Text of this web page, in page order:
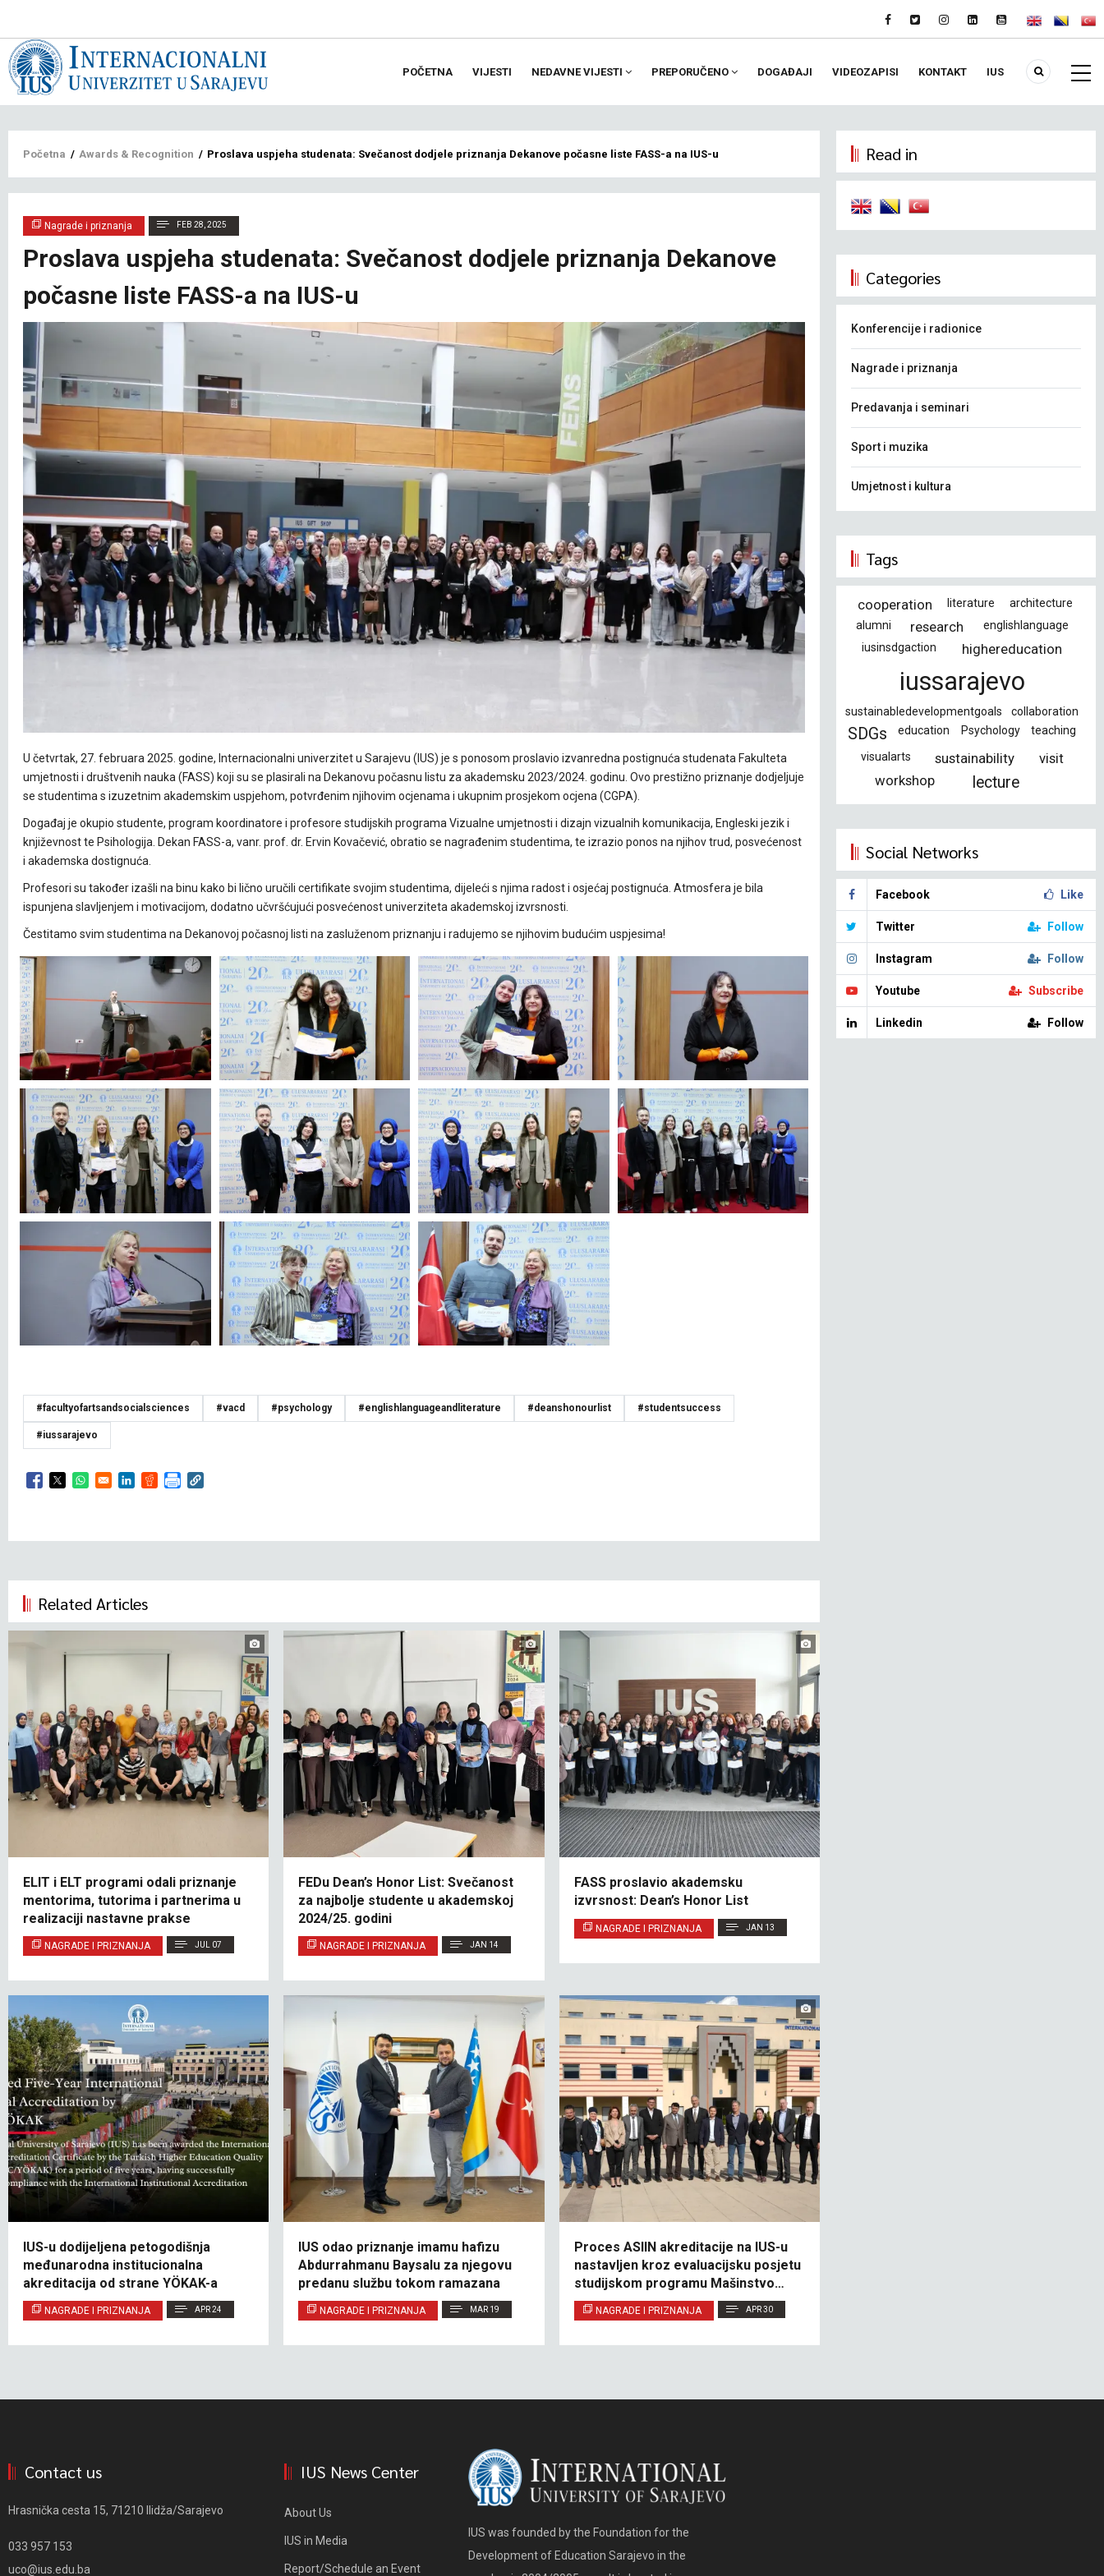
POČETNA VIJESTI NEDAVNE VIJESTI PREPORUČENO DOGAĐAJI VIDEOZAPISI KONTAKT IUS
Breadcrumb
Početna / Awards & Recognition / Proslava uspjeha studenata: Svečanost dodjele priznanja Dekanove počasne liste FASS-a na IUS-u
Nagrade i priznanja FEB 28, 2025
Proslava uspjeha studenata: Svečanost dodjele priznanja Dekanove
počasne liste FASS-a na IUS-u
U četvrtak, 27. februara 2025. godine, Internacionalni univerzitet u Sarajevu (IUS) je s ponosom proslavio izvanredna postignuća studenata Fakulteta
umjetnosti i društvenih nauka (FASS) koji su se plasirali na Dekanovu počasnu listu za akademsku 2023/2024. godinu. Ovo prestižno priznanje dodjeljuje
se studentima s izuzetnim akademskim uspjehom, potvrđenim njihovim ocjenama i ukupnim prosjekom ocjena (CGPA).
Događaj je okupio studente, program koordinatore i profesore studijskih programa Vizualne umjetnosti i dizajn vizualnih komunikacija, Engleski jezik i
književnost te Psihologija. Dekan FASS-a, vanr. prof. dr. Ervin Kovačević, obratio se nagrađenim studentima, te izrazio ponos na njihov trud, posvećenost
i akademska dostignuća.
Profesori su također izašli na binu kako bi lično uručili certifikate svojim studentima, dijeleći s njima radost i osjećaj postignuća. Atmosfera je bila
ispunjena slavljenjem i motivacijom, dodatno učvršćujući posvećenost univerziteta akademskoj izvrsnosti.
Čestitamo svim studentima na Dekanovoj počasnoj listi na zasluženom priznanju i radujemo se njihovim budućim uspjesima!
#facultyofartsandsocialsciences #vacd #psychology #englishlanguageandliterature #deanshonourlist #studentsuccess
#iussarajevo
Opens in a new window
Opens in a new window
Opens in a new window
Opens in a new window
Opens in a new window
Related Articles
ELIT i ELT programi odali priznanje
mentorima, tutorima i partnerima u
realizaciji nastavne prakse
NAGRADE I PRIZNANJA JUL 07
FEDu Dean’s Honor List: Svečanost
za najbolje studente u akademskoj
2024/25. godini
NAGRADE I PRIZNANJA JAN 14
FASS proslavio akademsku
izvrsnost: Dean’s Honor List
NAGRADE I PRIZNANJA JAN 13
IUS-u dodijeljena petogodišnja
međunarodna institucionalna
akreditacija od strane YÖKAK-a
NAGRADE I PRIZNANJA APR 24
IUS odao priznanje imamu hafizu
Abdurrahmanu Baysalu za njegovu
predanu službu tokom ramazana
NAGRADE I PRIZNANJA MAR 19
Proces ASIIN akreditacije na IUS-u
nastavljen kroz evaluacijsku posjetu
studijskom programu Mašinstvo
(Klaster B)
NAGRADE I PRIZNANJA APR 30
Read in
Categories
Konferencije i radionice
Nagrade i priznanja
Predavanja i seminari
Sport i muzika
Umjetnost i kultura
Tags
cooperation literature
architecture
alumni
research
englishlanguage
iusinsdgaction
highereducation
iussarajevo
sustainabledevelopmentgoals collaboration
SDGs education Psychology
teaching
visualarts
sustainability
visit
workshop
lecture
Social Networks
Facebook Like
Twitter Follow
Instagram Follow
Youtube Subscribe
Linkedin Follow
Contact us
Hrasnička cesta 15, 71210 Ilidža/Sarajevo
033 957 153
uco@ius.edu.ba
IUS News Center
About Us
IUS in Media
Report/Schedule an Event
IUS was founded by the Foundation for the
Development of Education Sarajevo in the